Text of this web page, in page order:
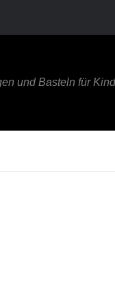
und Basteln für